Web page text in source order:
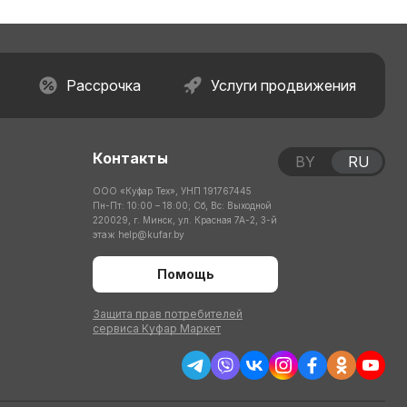
Рассрочка Услуги продвижения
Контакты
ООО «Куфар Тех», УНП 191767445
Пн-Пт: 10:00 – 18:00; Сб, Вс: Выходной
220029, г. Минск, ул. Красная 7А-2, 3-й
этаж help@kufar.by
Помощь
Защита прав потребителей
сервиса Куфар Маркет
BY RU